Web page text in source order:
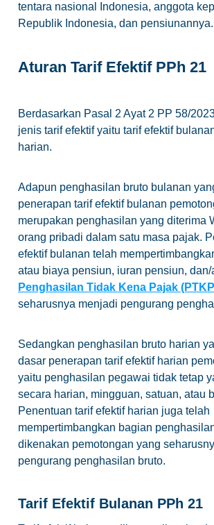
tentara nasional Indonesia, anggota
Republik Indonesia, dan pensiunannya.
Aturan Tarif Efektif PPh 21
Berdasarkan Pasal 2 Ayat 2 PP 58/
jenis tarif efektif yaitu tarif efektif
harian.
Adapun penghasilan bruto bulanan
penerapan tarif efektif bulanan
merupakan penghasilan yang diterima
orang pribadi dalam satu masa pajak.
efektif bulanan telah
atau biaya pensiun, iuran pensiun, dan/
Penghasilan Tidak Kena Pajak (PTKP
seharusnya menjadi pengurang
Sedangkan penghasilan bruto harian
dasar penerapan tarif efektif harian
yaitu penghasilan pegawai tidak tetap
secara harian, mingguan, satuan, atau
Penentuan tarif efektif harian juga telah
mempertimbangkan bagian
dikenakan pemotongan yang
pengurang penghasilan bruto.
Tarif Efektif Bulanan PPh 21